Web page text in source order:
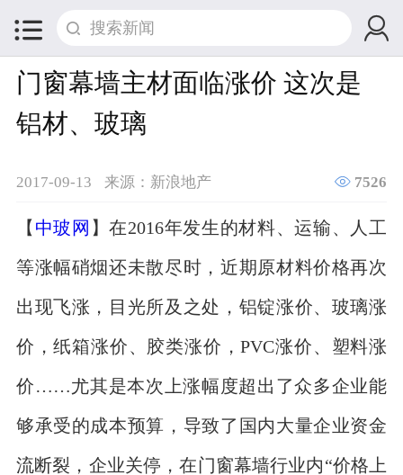
 
门窗幕墙主材面临涨价 这次是
铝材、玻璃
2017-09-13 来源：新浪地产  7526
【 中玻网 】在2016年发生的材料、运输、人工
等涨幅硝烟还未散尽时，近期原材料价格再次
出现飞涨，目光所及之处，铝锭涨价、玻璃涨
价，纸箱涨价、胶类涨价，PVC涨价、塑料涨
价……尤其是本次上涨幅度超出了众多企业能
够承受的成本预算，导致了国内大量企业资金
流断裂，企业关停，在门窗幕墙行业内“价格上